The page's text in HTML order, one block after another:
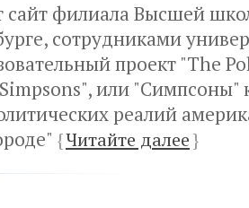
сайт филиала Высшей
сотрудниками
проект "The
или "Cимпсоны"
реалий
{Читайте далее}